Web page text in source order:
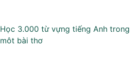
Học 3.000 từ vựng tiếng Anh trong
môt bài thơ